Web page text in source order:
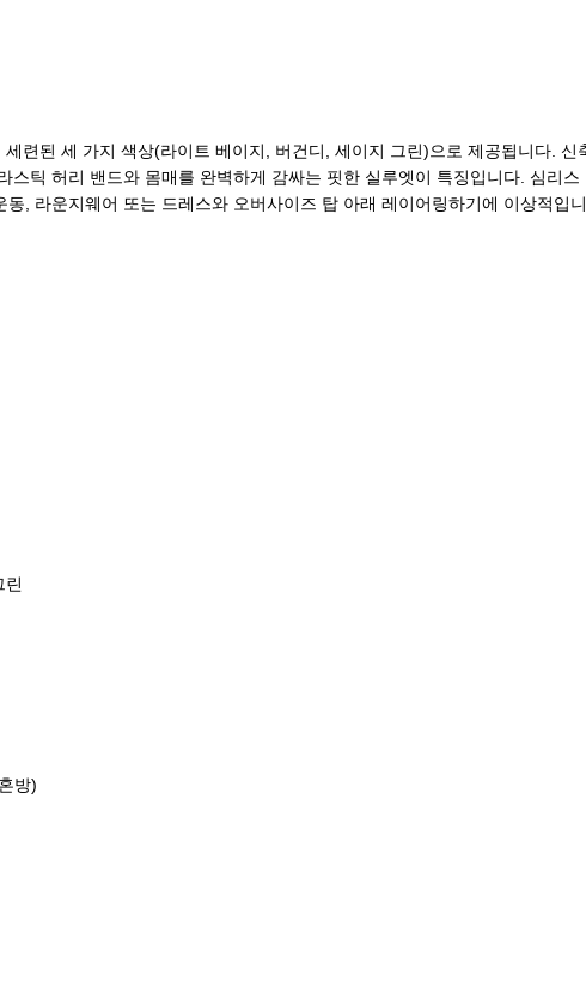
련된 세 가지 색상(라이트 베이지, 버건디, 세이지 그린)으로 제공됩니다. 신
틱 허리 밴드와 몸매를 완벽하게 감싸는 핏한 실루엣이 특징입니다. 심리스
, 라운지웨어 또는 드레스와 오버사이즈 탑 아래 레이어링하기에 이상적입니
린
방)